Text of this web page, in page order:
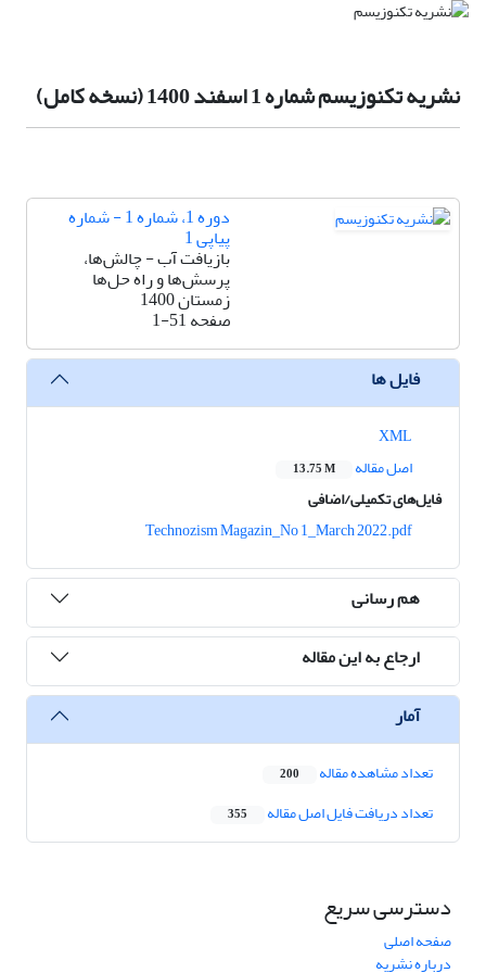
نشریه تکنوزیسم شماره 1 اسفند 1400 (نسخه کامل)
دوره 1، شماره 1 - شماره
پیاپی 1
بازیافت آب - چالش‌ها،
پرسش‌ها و راه حل‌ها
زمستان 1400
صفحه1-51
فایل ها
اصل مقاله
13.75 M
فایل‌های تکمیلی/اضافی
Technozism Magazin_No 1_March 2022.pdf
هم رسانی
ارجاع به این مقاله
آمار
تعداد مشاهده مقاله 200
تعداد دریافت فایل اصل مقاله 355
دسترسی سریع
صفحه اصلی
درباره نشریه